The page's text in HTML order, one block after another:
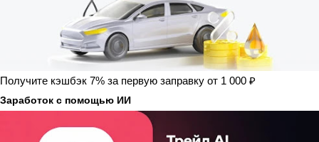
Получите кэшбэк 7% за первую заправку от 1 000 ₽
Заработок с помощью ИИ